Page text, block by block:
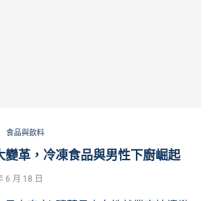
食品與飲料
變革，冷凍食品與男性下廚崛起
6 月 18 日